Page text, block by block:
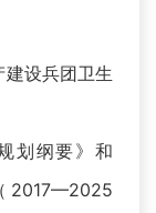
设兵团卫生
划纲要》和
2017—2025